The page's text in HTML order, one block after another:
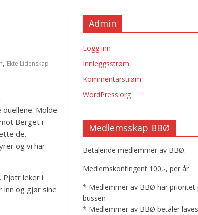
, Ekte Lidenskap
Molde
Berget i
de.
og vi har
Pjotr leker i
inn og gjør sine
Admin
Logg inn
Innleggsstrøm
Kommentarstrøm
WordPress.org
Medlemsskap BBØ
Betalende medlemmer av BBØ:
Medlemskontingent 100,-, per år
* Medlemmer av BBØ har prioritet
bussen
* Medlemmer av BBØ betaler